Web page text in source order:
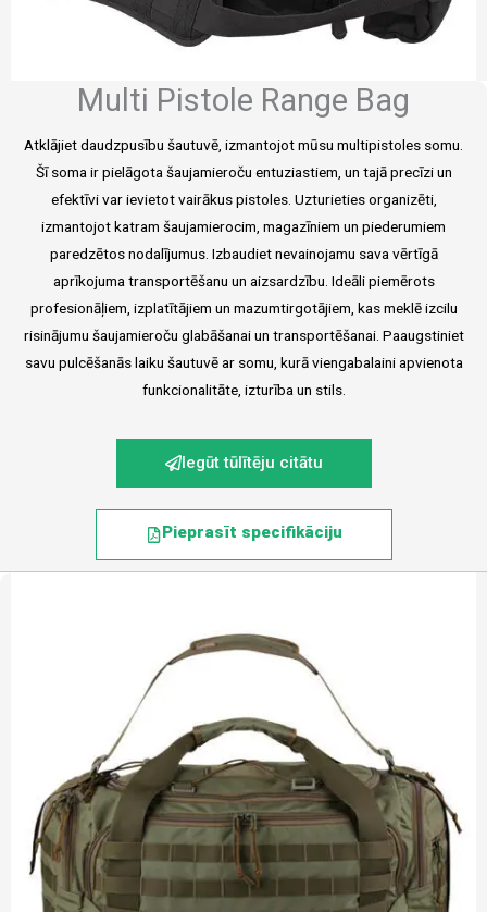
Multi Pistole Range Bag
Atklājiet daudzpusību šautuvē, izmantojot mūsu multipistoles somu.
Šī soma ir pielāgota šaujamieroču entuziastiem, un tajā precīzi un
efektīvi var ievietot vairākus pistoles. Uzturieties organizēti,
izmantojot katram šaujamierocim, magazīniem un piederumiem
paredzētos nodalījumus. Izbaudiet nevainojamu sava vērtīgā
aprīkojuma transportēšanu un aizsardzību. Ideāli piemērots
profesionāļiem, izplatītājiem un mazumtirgotājiem, kas meklē izcilu
risinājumu šaujamieroču glabāšanai un transportēšanai. Paaugstiniet
savu pulcēšanās laiku šautuvē ar somu, kurā viengabalaini apvienota
funkcionalitāte, izturība un stils.
Iegūt tūlītēju citātu
Pieprasīt specifikāciju